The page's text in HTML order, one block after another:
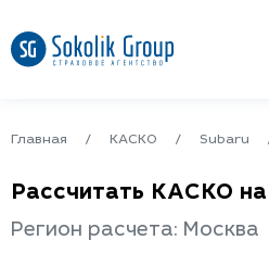
Главная КАСКО Subaru
Рассчитать КАСКО
Регион расчета: Москва